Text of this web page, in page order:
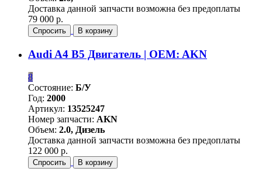
Доставка данной запчасти возможна без предоплаты
79 000 р.
Спросить В корзину
Audi A4 B5 Двигатель | OEM: AKN
8
Состояние: Б/У
Год: 2000
Артикул: 13525247
Номер запчасти: AKN
Объем: 2.0, Дизель
Доставка данной запчасти возможна без предоплаты
122 000 р.
Спросить В корзину